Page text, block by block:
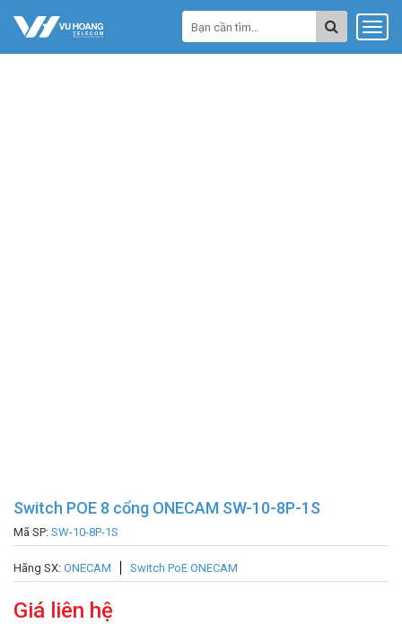
Switch POE 8 cổng ONECAM SW-10-8P-1S
Mã SP: SW-10-8P-1S
Hãng SX: ONECAM Switch PoE ONECAM
Giá liên hệ